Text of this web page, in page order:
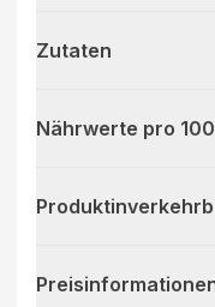
Zutaten
Nährwerte pro